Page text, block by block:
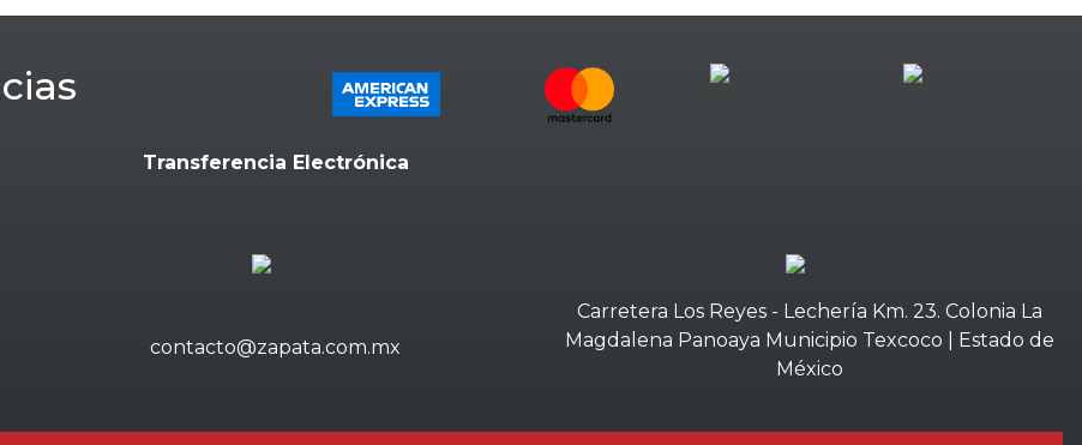
Transferencia Electrónica
contacto@zapata.com.mx
Carretera Los Reyes - Lechería Km. 23. Colonia La
Magdalena Panoaya Municipio Texcoco | Estado de
México